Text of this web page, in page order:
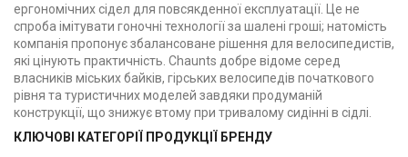
ергономічних сідел для повсякденної експлуатації. Це не
спроба імітувати гоночні технології за шалені гроші; натомість
компанія пропонує збалансоване рішення для велосипедистів,
які цінують практичність. Chaunts добре відоме серед
власників міських байків, гірських велосипедів початкового
рівня та туристичних моделей завдяки продуманій
конструкції, що знижує втому при тривалому сидінні в сідлі.
КЛЮЧОВІ КАТЕГОРІЇ ПРОДУКЦІЇ БРЕНДУ